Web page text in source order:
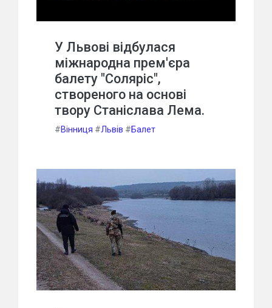
У Львові відбулася
міжнародна прем'єра
балету "Соляріс",
створеного на основі
твору Станіслава Лема.
#Вінниця #Львів #Балет